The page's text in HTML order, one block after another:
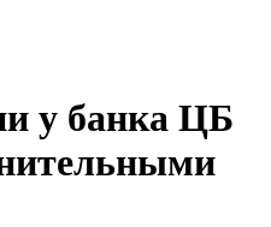
у банка ЦБ